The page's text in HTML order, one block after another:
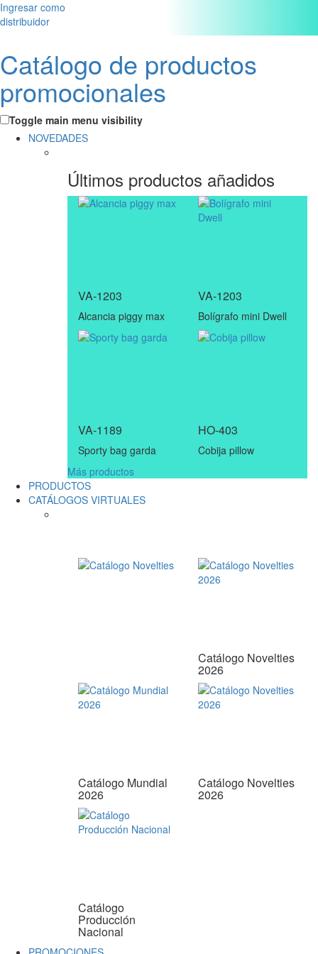
Ingresar como
distribuidor
Catálogo de productos
promocionales
Toggle main menu visibility
NOVEDADES
Últimos productos añadidos
VA-1203
Alcancia piggy max
VA-1203
Bolígrafo mini Dwell
VA-1189
Sporty bag garda
HO-403
Cobija pillow
Más productos
PRODUCTOS
CATÁLOGOS VIRTUALES
Catálogo Novelties
2026
Catálogo Mundial
2026
Catálogo Novelties
2026
Catálogo
Producción
Nacional